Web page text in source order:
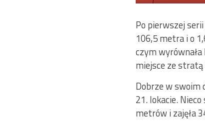
Po pierwszej
106,5 metra i o
czym
miejsce ze
Dobrze w swoim
21. lokacie.
metrów i zajęła